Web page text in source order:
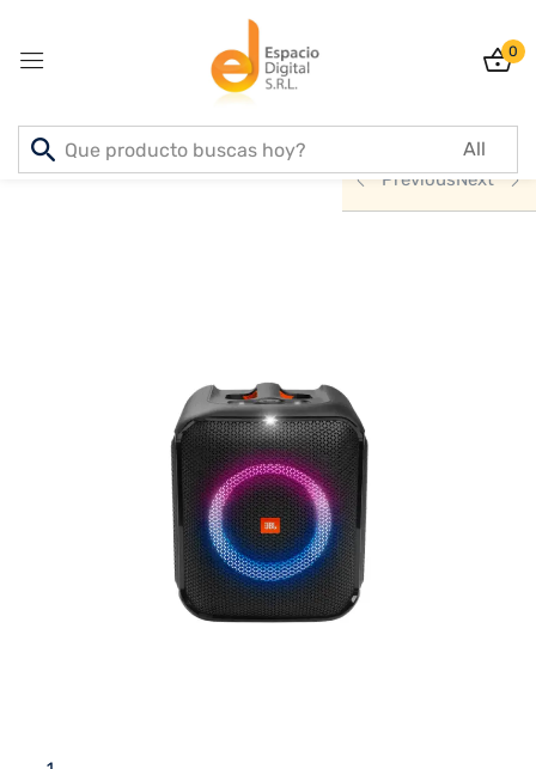
0
Inicio PRODUCTOS
ACCESORIOS
PreviousNext
Sign in
Log In
Create an account